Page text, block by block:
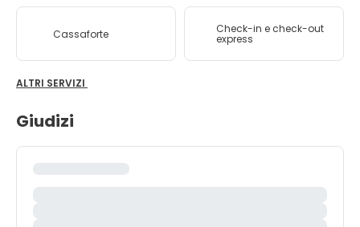
Cassaforte Check-in e check-out
express
ALTRI SERVIZI
Giudizi